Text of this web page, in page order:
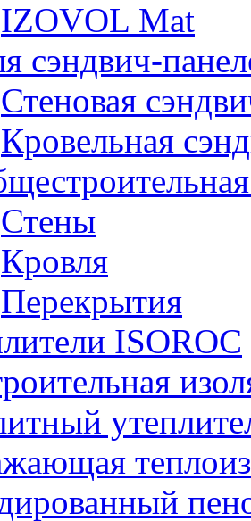
IZOVOL Mat
сэндвич-
Стеновая
Кровельная
Стены
Кровля
Перекрытия
ISOROC